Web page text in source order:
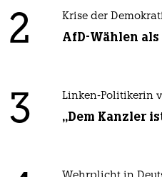
2 Krise der
AfD-Wählen
3 Linken-Politikerin
„Dem Kanzler